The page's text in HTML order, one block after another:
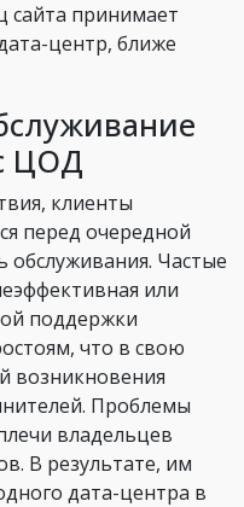
сайта принимает
центр, ближе
ЦОД
клиенты
перед очередной
Частые
или
поддержки
что в свою
возникновения
Проблемы
владельцев
В результате, им
дата-центра в